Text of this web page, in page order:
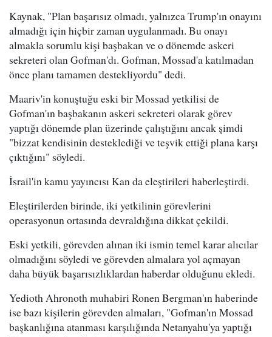
Kaynak, "Plan başarısız olmadı, yalnızca Trump'ın onayını
almadığı için hiçbir zaman uygulanmadı. Bu onayı
almakla sorumlu kişi başbakan ve o dönemde askeri
sekreteri olan Gofman'dı. Gofman, Mossad'a katılmadan
önce planı tamamen destekliyordu" dedi.
Maariv'in konuştuğu eski bir Mossad yetkilisi de
Gofman'ın başbakanın askeri sekreteri olarak görev
yaptığı dönemde plan üzerinde çalıştığını ancak şimdi
"bizzat kendisinin desteklediği ve teşvik ettiği plana karşı
çıktığını" söyledi.
İsrail'in kamu yayıncısı Kan da eleştirileri haberleştirdi.
Eleştirilerden birinde, iki yetkilinin görevlerini
operasyonun ortasında devraldığına dikkat çekildi.
Eski yetkili, görevden alınan iki ismin temel karar alıcılar
olmadığını söyledi ve görevden almalara yol açmayan
daha büyük başarısızlıklardan haberdar olduğunu ekledi.
Yedioth Ahronoth muhabiri Ronen Bergman'ın haberinde
ise bazı kişilerin görevden almaları, "Gofman'ın Mossad
başkanlığına atanması karşılığında Netanyahu'ya yaptığı